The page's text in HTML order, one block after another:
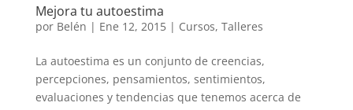
Mejora tu autoestima
por Belén | Ene 12, 2015| Cursos, Talleres
La autoestima es un conjunto de creencias,
percepciones, pensamientos, sentimientos,
evaluaciones y tendencias que tenemos acerca de